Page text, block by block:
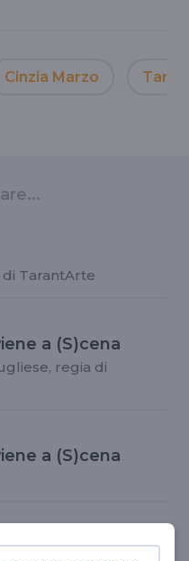
Cinzia Marzo
TarantArte
a (S)cena
regia di
a (S)cena